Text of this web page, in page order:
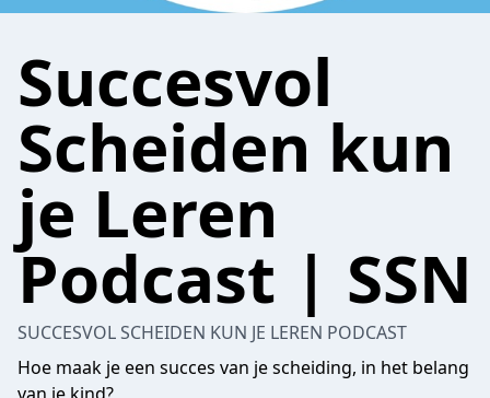
Succesvol
Scheiden kun
je Leren
Podcast | SSN
SUCCESVOL SCHEIDEN KUN JE LEREN PODCAST
Hoe maak je een succes van je scheiding, in het belang